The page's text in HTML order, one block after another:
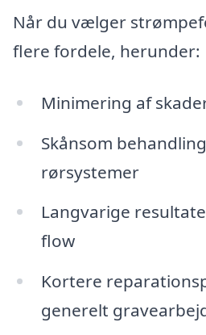
Når du vælger
flere fordele, herunder:
Minimering af
Skånsom
rørsystemer
Langvarige
flow
Kortere
generelt